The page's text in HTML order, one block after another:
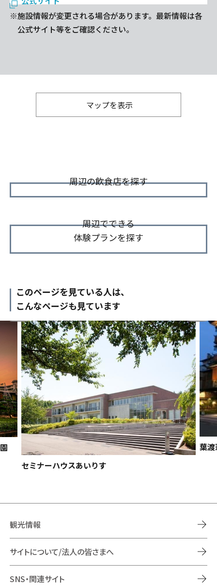
※施設情報が変更される場合があります。最新情報は各
公式サイト等をご確認ください。
マップを表示
周辺の飲食店を探す
周辺でできる
体験プランを探す
このページを見ている人は、
こんなページも見ています
セミナーハウスあいりす
葉
観光情報
サイトについて/法人の皆さまへ
SNS・関連サイト